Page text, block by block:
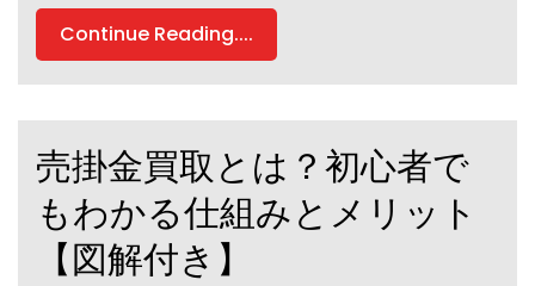
Continue Reading....
売掛金買取とは？初心者で
もわかる仕組みとメリット
【図解付き】